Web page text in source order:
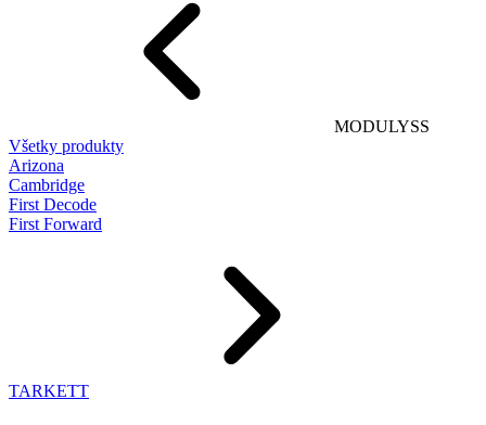
MODULYSS
Všetky produkty
Arizona
Cambridge
First Decode
First Forward
TARKETT